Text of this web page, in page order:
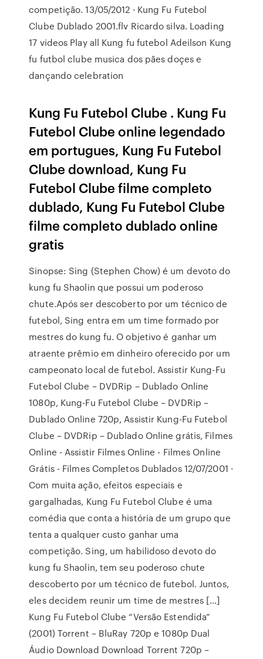
competição. 13/05/2012 · Kung Fu Futebol
Clube Dublado 2001.flv Ricardo silva. Loading
17 videos Play all Kung fu futebol Adeilson Kung
fu futbol clube musica dos pães doçes e
dançando celebration
Kung Fu Futebol Clube . Kung Fu
Futebol Clube online legendado
em portugues, Kung Fu Futebol
Clube download, Kung Fu
Futebol Clube filme completo
dublado, Kung Fu Futebol Clube
filme completo dublado online
gratis
Sinopse: Sing (Stephen Chow) é um devoto do
kung fu Shaolin que possui um poderoso
chute.Após ser descoberto por um técnico de
futebol, Sing entra em um time formado por
mestres do kung fu. O objetivo é ganhar um
atraente prêmio em dinheiro oferecido por um
campeonato local de futebol. Assistir Kung-Fu
Futebol Clube – DVDRip – Dublado Online
1080p, Kung-Fu Futebol Clube – DVDRip –
Dublado Online 720p, Assistir Kung-Fu Futebol
Clube – DVDRip – Dublado Online grátis, Filmes
Online - Assistir Filmes Online - Filmes Online
Grátis - Filmes Completos Dublados 12/07/2001 ·
Com muita ação, efeitos especiais e
gargalhadas, Kung Fu Futebol Clube é uma
comédia que conta a história de um grupo que
tenta a qualquer custo ganhar uma
competição. Sing, um habilidoso devoto do
kung fu Shaolin, tem seu poderoso chute
descoberto por um técnico de futebol. Juntos,
eles decidem reunir um time de mestres […]
Kung Fu Futebol Clube “Versão Estendida”
(2001) Torrent – BluRay 720p e 1080p Dual
Áudio Download Download Torrent 720p –